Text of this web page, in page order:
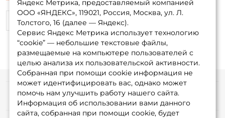
10 0
Яндекс Метрика, предоставляемый компанией
ООО «ЯНДЕКС», 119021, Россия, Москва, ул. Л.
Толстого, 16 (далее — Яндекс).
Сервис Яндекс Метрика использует технологию
“cookie” — небольшие текстовые файлы,
размещаемые на компьютере пользователей с
целью анализа их пользовательской активности.
Собранная при помощи cookie информация не
может идентифицировать вас, однако может
помочь нам улучшить работу нашего сайта.
Информация об использовании вами данного
сайта, собранная при помощи cookie, будет
Информация